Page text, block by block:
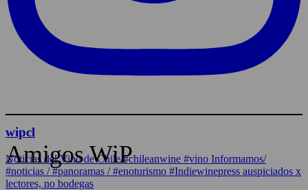
wipcl
Noticias del Vino de Chile/#chileanwine #vino Informamos/
#noticias / #panoramas / #enoturismo #Indiewinepress auspiciados x
lectores, no bodegas
Amigos WiP